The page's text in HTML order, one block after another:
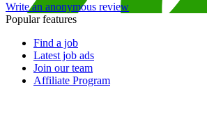
Write an anonymous review
Popular features
Find a job
Latest job ads
Join our team
Affiliate Program